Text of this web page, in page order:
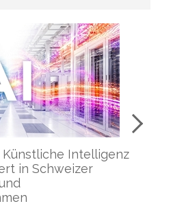
Künstliche Intelligenz
in Schweizer